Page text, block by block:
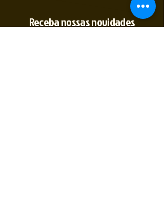
Receba nossas novidades